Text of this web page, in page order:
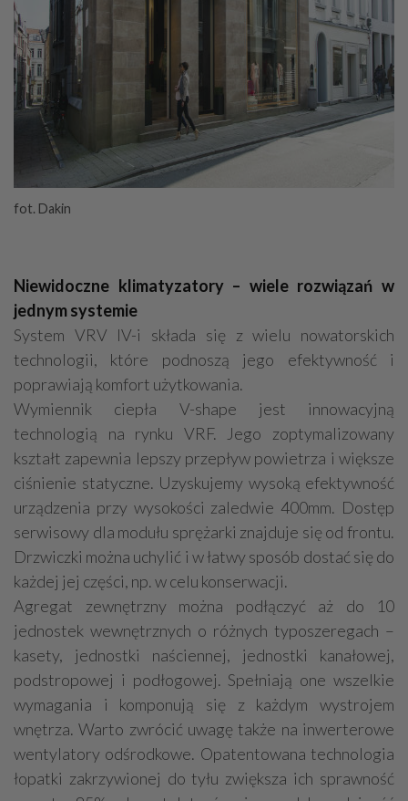
fot. Dakin
Niewidoczne klimatyzatory – wiele rozwiązań w
jednym systemie
System VRV IV-i składa się z wielu nowatorskich
technologii, które podnoszą jego efektywność i
poprawiają komfort użytkowania.
Wymiennik ciepła V-shape jest innowacyjną
technologią na rynku VRF. Jego zoptymalizowany
kształt zapewnia lepszy przepływ powietrza i większe
ciśnienie statyczne. Uzyskujemy wysoką efektywność
urządzenia przy wysokości zaledwie 400mm. Dostęp
serwisowy dla modułu sprężarki znajduje się od frontu.
Drzwiczki można uchylić i w łatwy sposób dostać się do
każdej jej części, np. w celu konserwacji.
Agregat zewnętrzny można podłączyć aż do 10
jednostek wewnętrznych o różnych typoszeregach –
kasety, jednostki naściennej, jednostki kanałowej,
podstropowej i podłogowej. Spełniają one wszelkie
wymagania i komponują się z każdym wystrojem
wnętrza. Warto zwrócić uwagę także na inwerterowe
wentylatory odśrodkowe. Opatentowana technologia
łopatki zakrzywionej do tyłu zwiększa ich sprawność